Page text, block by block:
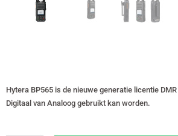
Hytera BP565 is de nieuwe generatie licentie
Digitaal van Analoog gebruikt kan worden.